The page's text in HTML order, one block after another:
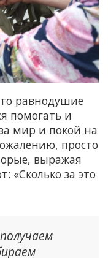
равнодушие
помогать и
мир и покой на
просто
выражая
«Сколько за это